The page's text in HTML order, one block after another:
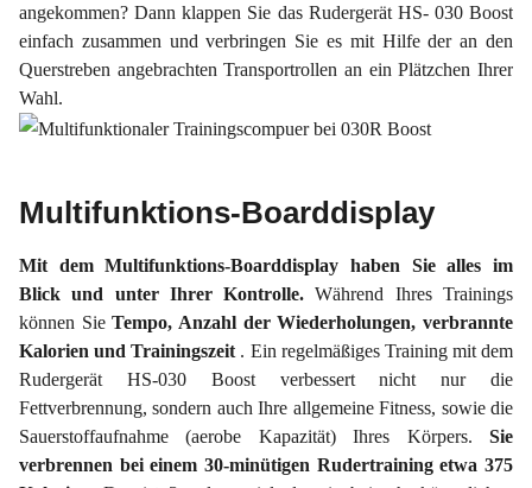
angekommen? Dann klappen Sie das Rudergerät HS- 030 Boost
einfach zusammen und verbringen Sie es mit Hilfe der an den
Querstreben angebrachten Transportrollen an ein Plätzchen Ihrer
Wahl.
Multifunktions-Boarddisplay
Mit dem Multifunktions-Boarddisplay haben Sie alles im
Blick und unter Ihrer Kontrolle.Während Ihres Trainings
können SieTempo, Anzahl der Wiederholungen, verbrannte
Kalorien und Trainingszeit . Ein regelmäßiges Training mit dem
Rudergerät HS-030 Boost verbessert nicht nur die
Fettverbrennung, sondern auch Ihre allgemeine Fitness, sowie die
Sauerstoffaufnahme (aerobe Kapazität) Ihres Körpers. Sie
verbrennen bei einem 30-minütigen Rudertraining etwa 375